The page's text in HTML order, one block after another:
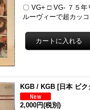
〇 VG+ □ VG- ７５年
ルーヴィーで超カッ
KGB / KGB [日本 ビク
2,000円(税別)